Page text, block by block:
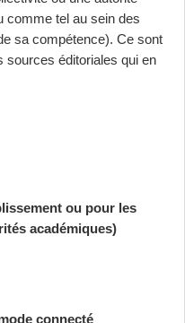
comme tel au sein des
sa compétence). Ce sont
sources éditoriales qui en
ou pour les
académiques)
connecté